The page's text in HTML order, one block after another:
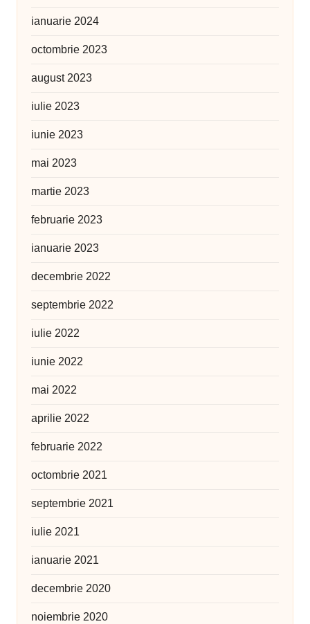
ianuarie 2024
octombrie 2023
august 2023
iulie 2023
iunie 2023
mai 2023
martie 2023
februarie 2023
ianuarie 2023
decembrie 2022
septembrie 2022
iulie 2022
iunie 2022
mai 2022
aprilie 2022
februarie 2022
octombrie 2021
septembrie 2021
iulie 2021
ianuarie 2021
decembrie 2020
noiembrie 2020